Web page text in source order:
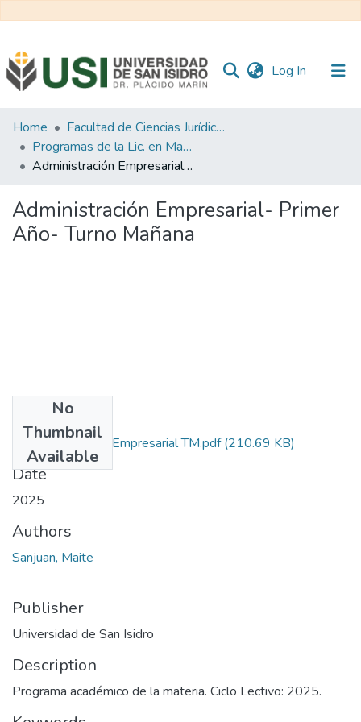
Log In (current)
Communities
&
Collections
Statistics
Home
Facultad de Ciencias Jurídicas y de la Administración
Programas de la Lic. en Marketing
Administración Empresarial- Primer Año- Turno Mañana
Administración Empresarial- Primer
Año- Turno Mañana
No
Thumbnail
Available
Administración Empresarial TM.pdf(210.69 KB)
Date
2025
Authors
Sanjuan, Maite
Publisher
Universidad de San Isidro
Description
Programa académico de la materia. Ciclo Lectivo: 2025.